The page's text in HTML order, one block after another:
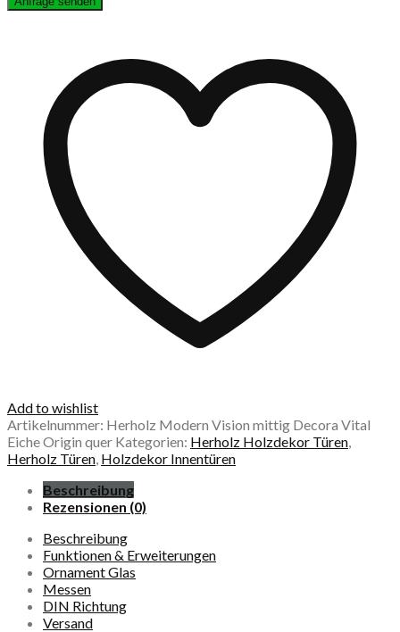
Add to wishlist
Artikelnummer: Herholz Modern Vision mittig Decora Vital
Eiche Origin quer Kategorien: Herholz Holzdekor Türen,
Herholz Türen, Holzdekor Innentüren
Beschreibung
Rezensionen (0)
Beschreibung
Funktionen & Erweiterungen
Ornament Glas
Messen
DIN Richtung
Versand